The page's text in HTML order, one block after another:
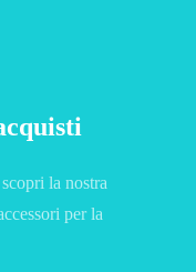
la nostra
per la